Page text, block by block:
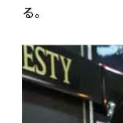
る。